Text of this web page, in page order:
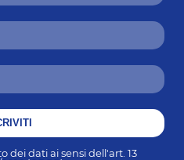
dei dati ai sensi dell'art. 13